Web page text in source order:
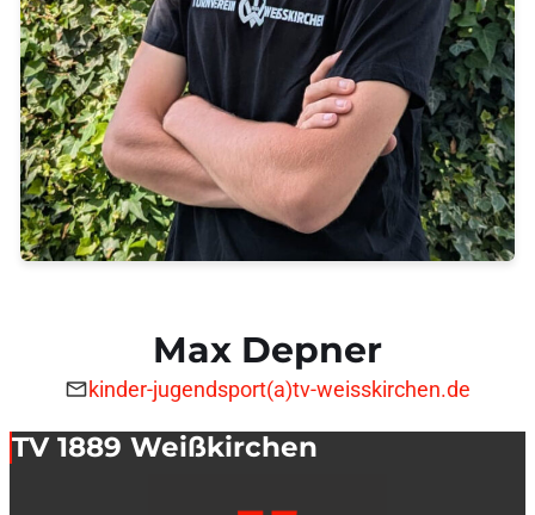
Max Depner
kinder-jugendsport(a)tv-weisskirchen.de
TV 1889 Weißkirchen